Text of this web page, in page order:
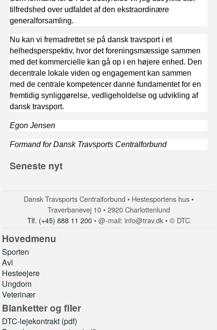
tilfredshed over udfaldet af den ekstraordinære
generalforsamling.
Nu kan vi fremadrettet se på dansk travsport i et
helhedsperspektiv, hvor det foreningsmæssige sammen
med det kommercielle kan gå op i en højere enhed. Den
decentrale lokale viden og engagement kan sammen
med de centrale kompetencer danne fundamentet for en
fremtidig synliggørelse, vedligeholdelse og udvikling af
dansk travsport.
Egon Jensen
Formand for Dansk Travsports Centralforbund
Seneste nyt
Dansk Travsports Centralforbund • Hestesportens hus •
Traverbanevej 10 • 2920 Charlottenlund
Tlf. (+45) 888 11 200• @-mail: info@trav.dk • © DTC
Hovedmenu
Sporten
Avl
Hesteejere
Ungdom
Veterinær
Blanketter og filer
DTC-lejekontrakt (pdf)